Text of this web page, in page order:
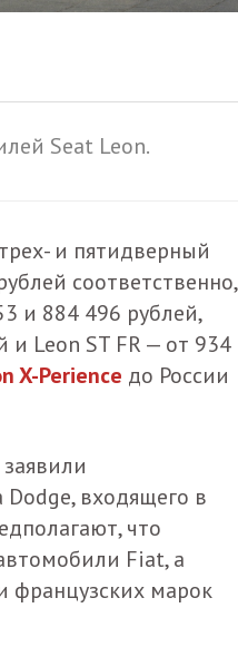
Seat Leon.
и пятидверный
соответственно,
и 884 496 рублей,
и Leon ST FR — от 934
X-Perience до России
входящего в
что
Fiat, а
французских марок